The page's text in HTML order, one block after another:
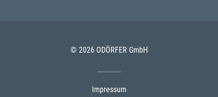
© 2026 ODÖRFER GmbH
Impressum